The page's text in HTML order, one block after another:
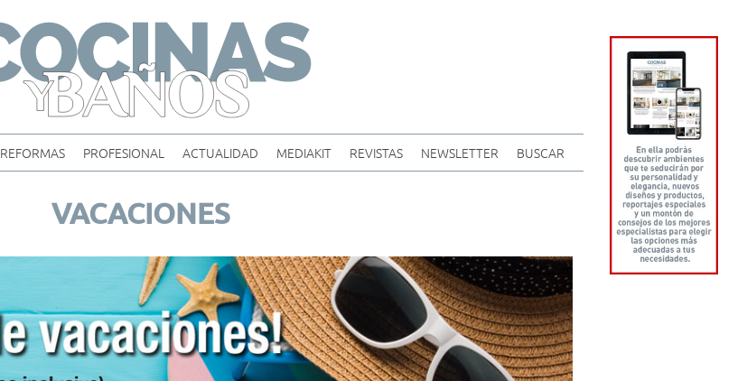
content
REFORMAS PROFESIONAL ACTUALIDAD MEDIAKIT REVISTAS NEWSLETTER BUSCAR
VACACIONES